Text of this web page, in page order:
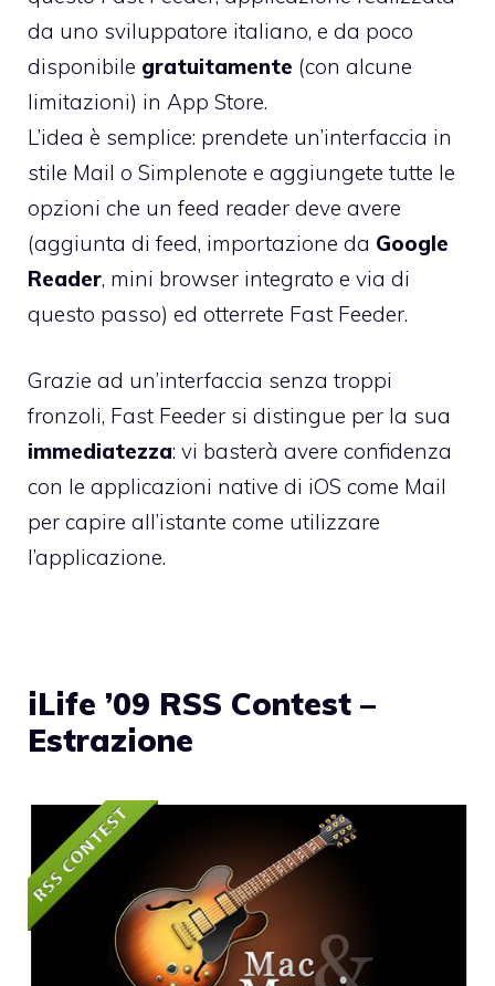
da uno sviluppatore italiano, e da poco
disponibile gratuitamente (con alcune
limitazioni) in App Store.
L’idea è semplice: prendete un’interfaccia in
stile Mail o Simplenote e aggiungete tutte le
opzioni che un feed reader deve avere
(aggiunta di feed, importazione da Google
Reader, mini browser integrato e via di
questo passo) ed otterrete Fast Feeder.
Grazie ad un’interfaccia senza troppi
fronzoli, Fast Feeder si distingue per la sua
immediatezza: vi basterà avere confidenza
con le applicazioni native di iOS come Mail
per capire all’istante come utilizzare
l’applicazione.
iLife ’09 RSS Contest –
Estrazione